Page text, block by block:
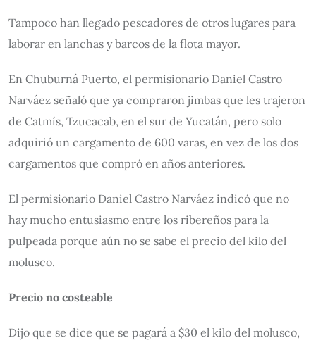
Tampoco han llegado pescadores de otros lugares para
laborar en lanchas y barcos de la flota mayor.
En Chuburná Puerto, el permisionario Daniel Castro
Narváez señaló que ya compraron jimbas que les trajeron
de Catmís, Tzucacab, en el sur de Yucatán, pero solo
adquirió un cargamento de 600 varas, en vez de los dos
cargamentos que compró en años anteriores.
El permisionario Daniel Castro Narváez indicó que no
hay mucho entusiasmo entre los ribereños para la
pulpeada porque aún no se sabe el precio del kilo del
molusco.
Precio no costeable
Dijo que se dice que se pagará a $30 el kilo del molusco,